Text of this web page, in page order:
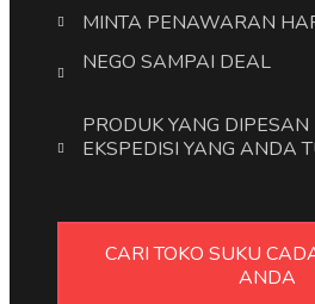
MINTA PENAWARAN
NEGO SAMPAI DEAL
PRODUK YANG DIPESAN
EKSPEDISI YANG ANDA
CARI TOKO SUKU
ANDA